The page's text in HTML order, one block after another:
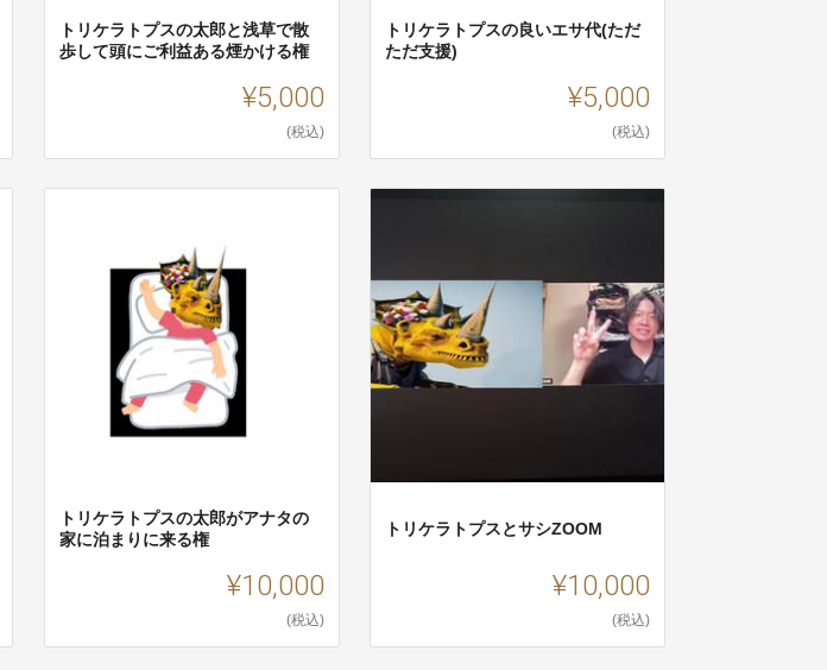
トリケラトプスの太郎と浅草で散
歩して頭にご利益ある煙かける権
¥5,000
(税込)
トリケラトプスの良いエサ代(ただ
ただ支援)
¥5,000
(税込)
トリケラトプスの太郎がアナタの
家に泊まりに来る権
¥10,000
(税込)
トリケラトプスとサシZOOM
¥10,000
(税込)